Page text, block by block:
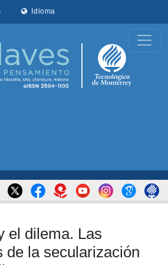
Idioma
el dilema. Las
de la secularización